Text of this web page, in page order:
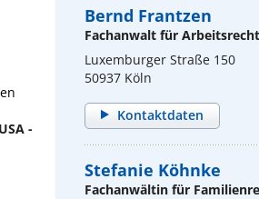
-
Bernd Frantzen
Fachanwalt für Arbeitsrecht
Luxemburger Straße 150
50937 Köln
Kontaktdaten
Stefanie Köhnke
Fachanwältin für